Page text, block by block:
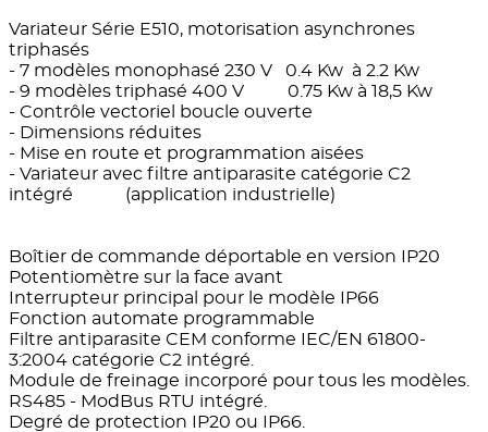
Variateur Série E510, motorisation asynchrones
triphasés
- 7 modèles monophasé 230 V 0.4 Kw à 2.2 Kw
- 9 modèles triphasé 400 V 0.75 Kw à 18,5 Kw
- Contrôle vectoriel boucle ouverte
- Dimensions réduites
- Mise en route et programmation aisées
- Variateur avec filtre antiparasite catégorie C2
intégré (application industrielle)
Boîtier de commande déportable en version IP20
Potentiomètre sur la face avant
Interrupteur principal pour le modèle IP66
Fonction automate programmable
Filtre antiparasite CEM conforme IEC/EN 61800-
3:2004 catégorie C2 intégré.
Module de freinage incorporé pour tous les modèles.
RS485 - ModBus RTU intégré.
Degré de protection IP20 ou IP66.